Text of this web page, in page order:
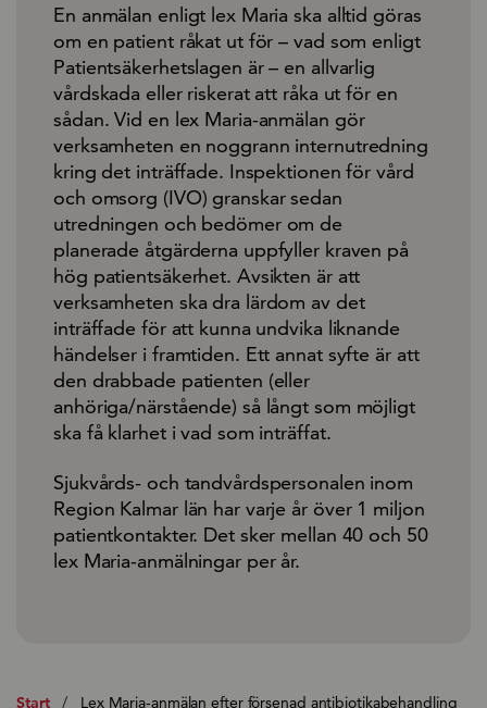
En anmälan enligt lex Maria ska alltid göras
om en patient råkat ut för – vad som enligt
Patientsäkerhetslagen är – en allvarlig
vårdskada eller riskerat att råka ut för en
sådan. Vid en lex Maria-anmälan gör
verksamheten en noggrann internutredning
kring det inträffade. Inspektionen för vård
och omsorg (IVO) granskar sedan
utredningen och bedömer om de
planerade åtgärderna uppfyller kraven på
hög patientsäkerhet. Avsikten är att
verksamheten ska dra lärdom av det
inträffade för att kunna undvika liknande
händelser i framtiden. Ett annat syfte är att
den drabbade patienten (eller
anhöriga/närstående) så långt som möjligt
ska få klarhet i vad som inträffat.
Sjukvårds- och tandvårdspersonalen inom
Region Kalmar län har varje år över 1 miljon
patientkontakter. Det sker mellan 40 och 50
lex Maria-anmälningar per år.
Start /
Lex Maria-anmälan efter försenad antibiotikabehandling